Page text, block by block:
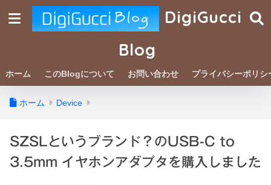
DigiGucci
Blog
ホーム このBlogについて お問い合わせ プライバシーポリシ
ホーム Device
SZSLというブランド？のUSB-C to
3.5mm イヤホンアダプタを購入しました